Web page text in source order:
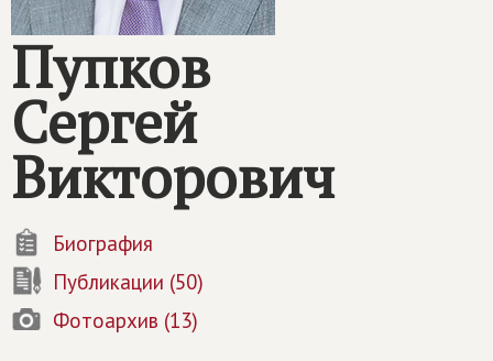
Пупков
Сергей
Викторович
Биография
Публикации (50)
Фотоархив (13)